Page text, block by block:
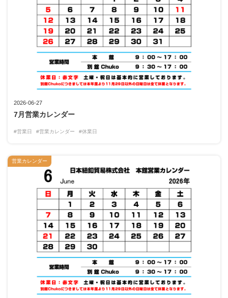
2026-06-27
7月営業カレンダー
#営業日 #営業カレンダー #休業日
営業カレンダー